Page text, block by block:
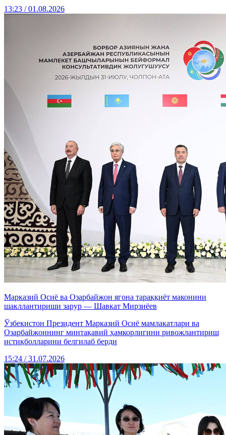
13:23 / 01.08.2026
Марказий Осиё ва Озарбайжон ягона тараққиёт маконини
шакллантириши зарур — Шавкат Мирзиёев
Ўзбекистон Президент Марказий Осиё мамлакатлари ва
Озарбайжоннинг минтақавий ҳамкорлигини ривожлантириш
истиқболларини белгилаб берди
15:24 / 31.07.2026